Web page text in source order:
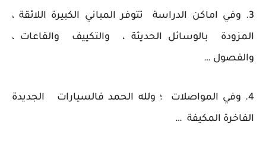
3. وفي اماكن الدراسة تتوفر المباني الكبيرة اللائقة ،
المزودة بالوسائل الحديثة ، والتكييف والقاعات ،
والفصول …
4. وفي المواصلات ؛ ولله الحمد فالسيارات الجديدة
الفاخرة المكيفة …